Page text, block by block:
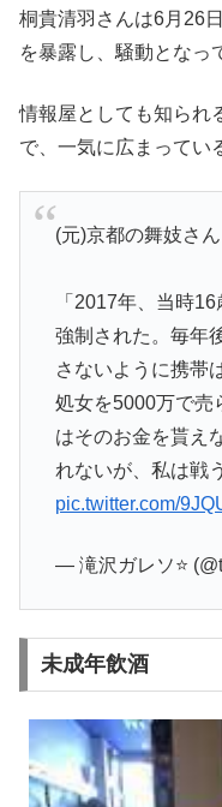
桐貴清羽さんは6月26
を暴露し、騒動となっ
情報屋としても知られ
で、一気に広まってい
(元)京都の舞妓さ
「2017年、当時
強制された。毎年
さないように携帯
処女を5000万で売
はそのお金を貰え
れないが、私は戦
pic.twitter.com/
— 滝沢ガレソ⭐
未成年飲酒